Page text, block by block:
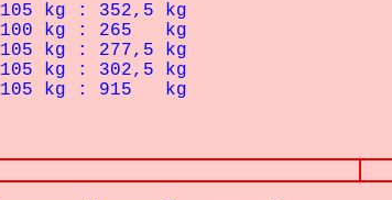
: 352,5 kg
kg : 265 kg
kg : 277,5 kg
kg : 302,5 kg
kg : 915 kg